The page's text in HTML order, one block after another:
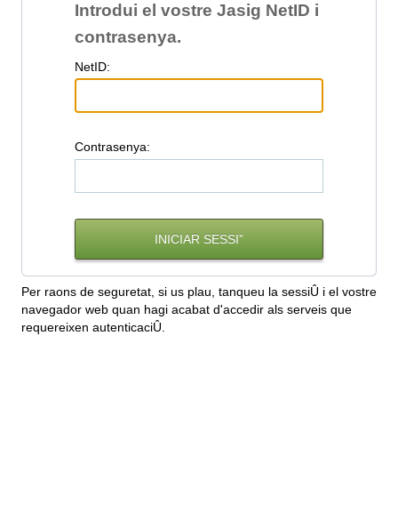
Introdui el vostre Jasig NetID i
contrasenya.
NetID:
Contrasenya:
Per raons de seguretat, si us plau, tanqueu la sessiÛ i el vostre
navegador web quan hagi acabat d'accedir als serveis que
requereixen autenticaciÛ.